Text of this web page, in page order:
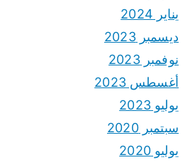
يناير 2024
ديسمبر 2023
نوفمبر 2023
أغسطس 2023
يوليو 2023
سبتمبر 2020
يوليو 2020